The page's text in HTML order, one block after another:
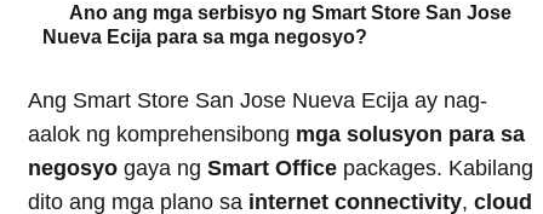
Ano ang mga serbisyo ng Smart Store San Jose
Nueva Ecija para sa mga negosyo?
Ang Smart Store San Jose Nueva Ecija ay nag-
aalok ng komprehensibong mga solusyon para sa
negosyo gaya ng Smart Office packages. Kabilang
dito ang mga plano sa internet connectivity, cloud